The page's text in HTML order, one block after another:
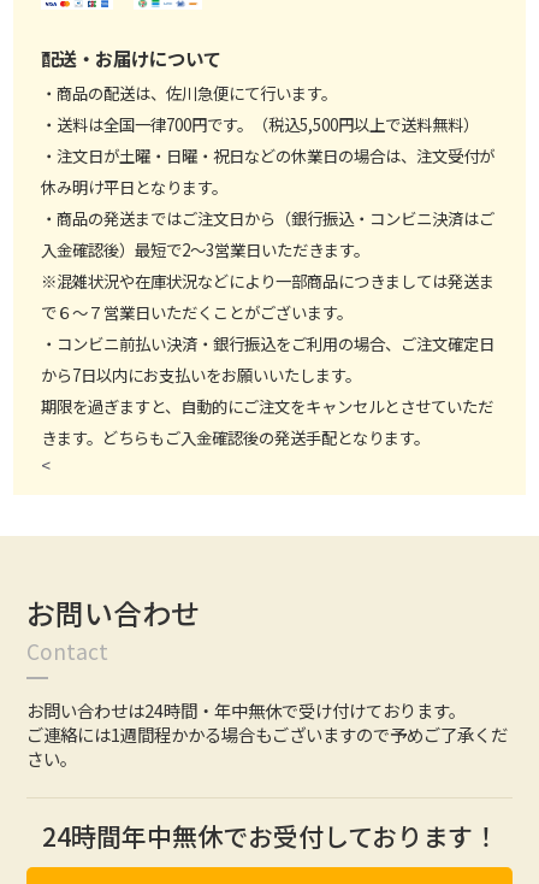
配送・お届けについて
・商品の配送は、佐川急便にて行います。
・送料は全国一律700円です。（税込5,500円以上で送料無料）
・注文日が土曜・日曜・祝日などの休業日の場合は、注文受付が
休み明け平日となります。
・商品の発送まではご注文日から（銀行振込・コンビニ決済はご
入金確認後）最短で2～3営業日いただきます。
※混雑状況や在庫状況などにより一部商品につきましては発送ま
で６～７営業日いただくことがございます。
・コンビニ前払い決済・銀行振込をご利用の場合、ご注文確定日
から7日以内にお支払いをお願いいたします。
期限を過ぎますと、自動的にご注文をキャンセルとさせていただ
きます。どちらもご入金確認後の発送手配となります。
<
お問い合わせ
Contact
お問い合わせは24時間・年中無休で受け付けております。
ご連絡には1週間程かかる場合もございますので予めご了承くだ
さい。
24時間年中無休でお受付しております！